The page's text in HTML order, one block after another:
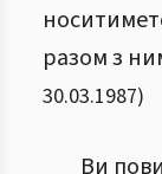
разом з
30.03.1987)
Ви